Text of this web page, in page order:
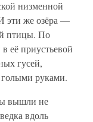
низменной
эти же озёра —
птицы. По
её приустьевой
гусей,
руками.
вышли не
вдоль